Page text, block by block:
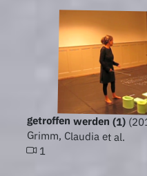
getroffen werden (1)
Grimm, Claudia et al.
1